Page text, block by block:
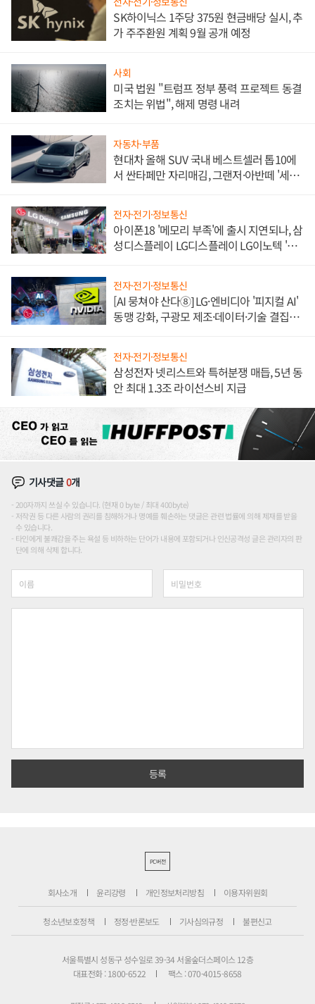
SK하이닉스 1주당 375원 현금배당 실시, 추
가 주주환원 계획 9월 공개 예정
사회
미국 법원 "트럼프 정부 풍력 프로젝트 동결
조치는 위법", 해제 명령 내려
자동차·부품
현대차 올해 SUV 국내 베스트셀러 톱10에
서 싼타페만 자리매김, 그랜저·아반떼 '세단
전자·전기·정보통신
아이폰18 '메모리 부족'에 출시 지연되나, 삼
성디스플레이 LG디스플레이 LG이노텍 '탈
전자·전기·정보통신
[AI 뭉쳐야 산다⑧] LG·엔비디아 '피지컬 AI'
동맹 강화, 구광모 제조·데이터·기술 결집
전자·전기·정보통신
삼성전자 넷리스트와 특허분쟁 매듭, 5년 동
안 최대 1.3조 라이선스비 지급
기사댓글0개
200자까지 쓰실 수 있습니다. (현재 0 byte / 최대 400byte)
저작권 등 다른 사람의 권리를 침해하거나 명예를 훼손하는 댓글은 관련 법률에 의해 제재를 받을
수 있습니다.
타인에게 불쾌감을 주는 욕설 등 비하하는 단어가 내용에 포함되거나 인신공격성 글은 관리자의 판
단에 의해 삭제 합니다.
PC버전
회사소개 윤리강령 개인정보처리방침 이용자위원회
청소년보호정책 정정·반론보도 기사심의규정 불편신고
서울특별시 성동구 성수일로 39-34 서울숲더스페이스 12층
대표전화 : 1800-6522
팩스 : 070-4015-8658